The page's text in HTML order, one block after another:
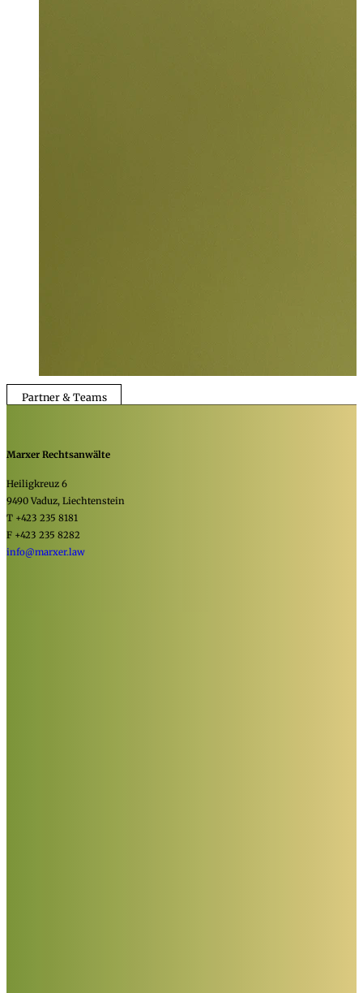
Partner & Teams
Marxer Rechtsanwälte
Heiligkreuz 6
9490 Vaduz, Liechtenstein
T +423 235 8181
F +423 235 8282
info@marxer.law